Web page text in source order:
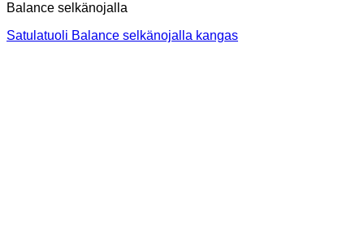
Balance selkänojalla
Satulatuoli Balance selkänojalla kangas